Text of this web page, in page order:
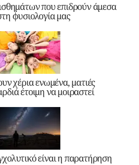
που επιδρούν άμεσα
φυσιολογία μας
χέρια ενωμένα, ματιές
έτοιμη να μοιραστεί
είναι η παρατήρηση